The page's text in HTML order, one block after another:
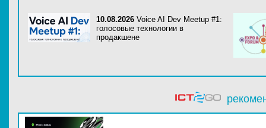
10.08.2026 Voice AI Dev Meetup #1:
голосовые технологии в
продакшене